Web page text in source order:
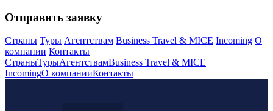
Отправить заявку
Страны Туры Агентствам Business Travel & MICE Incoming О
компании Контакты
СтраныТурыАгентствамBusiness Travel & MICE
IncomingО компанииКонтакты